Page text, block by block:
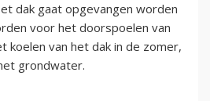
dak gaat opgevangen worden
voor het doorspoelen van
koelen van het dak in de zomer,
grondwater.